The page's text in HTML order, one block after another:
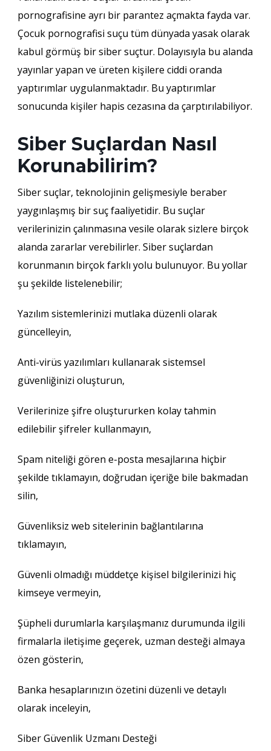
pornografisine ayrı bir parantez açmakta fayda var.
Çocuk pornografisi suçu tüm dünyada yasak olarak
kabul görmüş bir siber suçtur. Dolayısıyla bu alanda
yayınlar yapan ve üreten kişilere ciddi oranda
yaptırımlar uygulanmaktadır. Bu yaptırımlar
sonucunda kişiler hapis cezasına da çarptırılabiliyor.
Siber Suçlardan Nasıl
Korunabilirim?
Siber suçlar, teknolojinin gelişmesiyle beraber
yaygınlaşmış bir suç faaliyetidir. Bu suçlar
verilerinizin çalınmasına vesile olarak sizlere birçok
alanda zararlar verebilirler. Siber suçlardan
korunmanın birçok farklı yolu bulunuyor. Bu yollar
şu şekilde listelenebilir;
Yazılım sistemlerinizi mutlaka düzenli olarak
güncelleyin,
Anti-virüs yazılımları kullanarak sistemsel
güvenliğinizi oluşturun,
Verilerinize şifre oluştururken kolay tahmin
edilebilir şifreler kullanmayın,
Spam niteliği gören e-posta mesajlarına hiçbir
şekilde tıklamayın, doğrudan içeriğe bile bakmadan
silin,
Güvenliksiz web sitelerinin bağlantılarına
tıklamayın,
Güvenli olmadığı müddetçe kişisel bilgilerinizi hiç
kimseye vermeyin,
Şüpheli durumlarla karşılaşmanız durumunda ilgili
firmalarla iletişime geçerek, uzman desteği almaya
özen gösterin,
Banka hesaplarınızın özetini düzenli ve detaylı
olarak inceleyin,
Siber Güvenlik Uzmanı Desteği